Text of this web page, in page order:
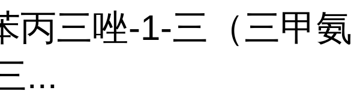
丙三唑-1-三（三甲氨
...